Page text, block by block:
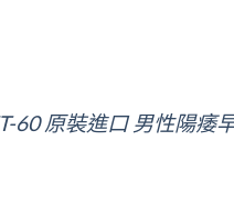
60 原裝進口 男性陽痿